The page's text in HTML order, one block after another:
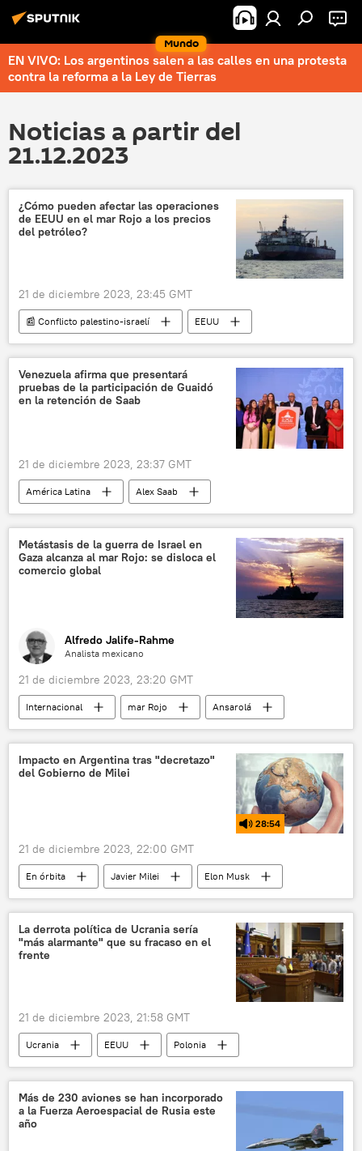
Mundo
EN VIVO: Los argentinos salen a las calles en una protesta
contra la reforma a la Ley de Tierras
Noticias a partir del
21.12.2023
¿Cómo pueden afectar las operaciones
de EEUU en el mar Rojo a los precios
del petróleo?
21 de diciembre 2023, 23:45 GMT
📰 Conflicto palestino-israelí
EEUU
mar Rojo
Israel
British Petroleum (BP)
West Texas Intermediate
Brent
📰 Crisis en el mar Rojo por ataques hutíes
📈 Mercados y finanzas
Venezuela afirma que presentará
pruebas de la participación de Guaidó
en la retención de Saab
21 de diciembre 2023, 23:37 GMT
América Latina
Alex Saab
Jorge Rodríguez
Juan Guaidó
Venezuela
Extradición de Alex Saab a EEUU
Metástasis de la guerra de Israel en
Gaza alcanza al mar Rojo: se disloca el
comercio global
Alfredo Jalife-Rahme
Analista mexicano
21 de diciembre 2023, 23:20 GMT
Internacional mar Rojo
Ansarolá
Israel
✒️ Firmas
EEUU
Palestina
Hizbulá
Irán
comercio
Yemen
Impacto en Argentina tras "decretazo"
del Gobierno de Milei
28:54
21 de diciembre 2023, 22:00 GMT
En órbita Javier Milei
Elon Musk
Argentina
Uruguay
Cámara de Diputados
Frente Amplio
Starlink
Luis Lacalle Pou
Senado de Argentina
La derrota política de Ucrania sería
"más alarmante" que su fracaso en el
frente
21 de diciembre 2023, 21:58 GMT
Ucrania EEUU
Polonia
Internacional
📰 Suministro de armas a Ucrania
Eslovaquia
Fuerzas Armadas de Ucrania
política
Más de 230 aviones se han incorporado
a la Fuerza Aeroespacial de Rusia este
año